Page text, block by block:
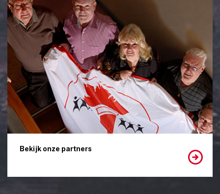
Bekijk onze partners